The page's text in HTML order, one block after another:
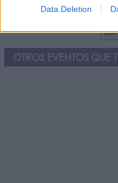
Data Deletion
He leído y acepto las
OTROS EVENTOS QUE